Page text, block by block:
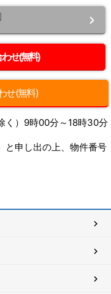
せ(無料)
く）9時00分～18時30分
」と申し出の上、物件番号